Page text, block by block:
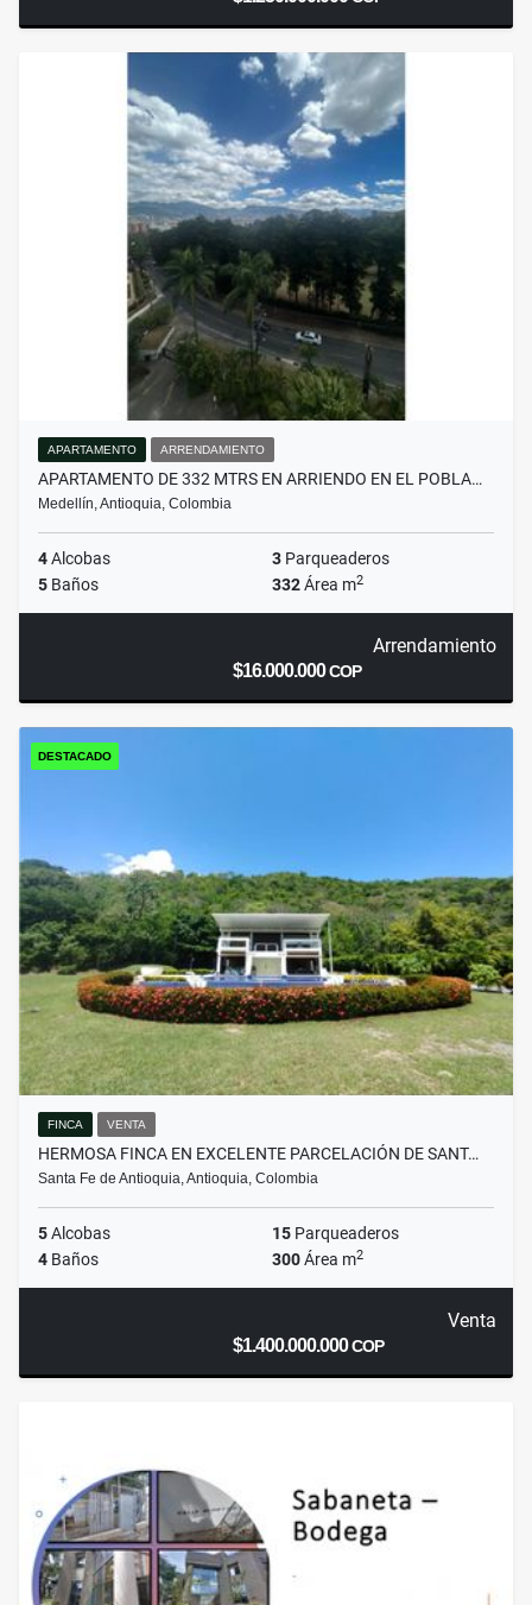
APARTAMENTO ARRENDAMIENTO
APARTAMENTO DE 332 MTRS EN ARRIENDO EN EL POBLA…
Medellín, Antioquia, Colombia
4Alcobas 3 Parqueaderos
5 Baños 332Área m2
Arrendamiento
$16.000.000COP
DESTACADO
FINCA VENTA
HERMOSA FINCA EN EXCELENTE PARCELACIÓN DE SANT…
Santa Fe de Antioquia, Antioquia, Colombia
5Alcobas 15 Parqueaderos
4 Baños 300Área m2
Venta
$1.400.000.000COP